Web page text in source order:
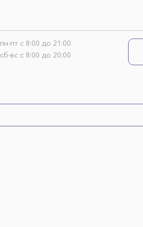
пн-пт с 8:00 до 21:00
сб-вс с 8:00 до 20:00